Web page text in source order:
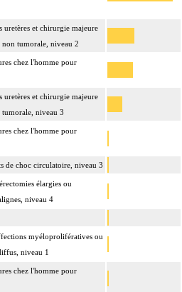
uretères et chirurgie majeure
tumorale, niveau 2
chez l'homme pour
uretères et chirurgie majeure
niveau 3
chez l'homme pour
de choc circulatoire, niveau 3
élargies ou
niveau 4
myéloprolifératives ou
niveau 1
chez l'homme pour